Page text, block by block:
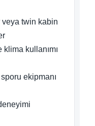
veya twin kabin
kullanımı
ekipmanı